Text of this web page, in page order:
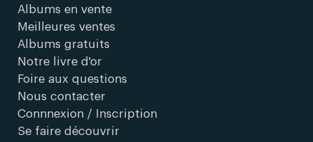
Albums en vente
Meilleures ventes
Albums gratuits
Notre livre d'or
Foire aux questions
Nous contacter
Connnexion / Inscription
Se faire découvrir